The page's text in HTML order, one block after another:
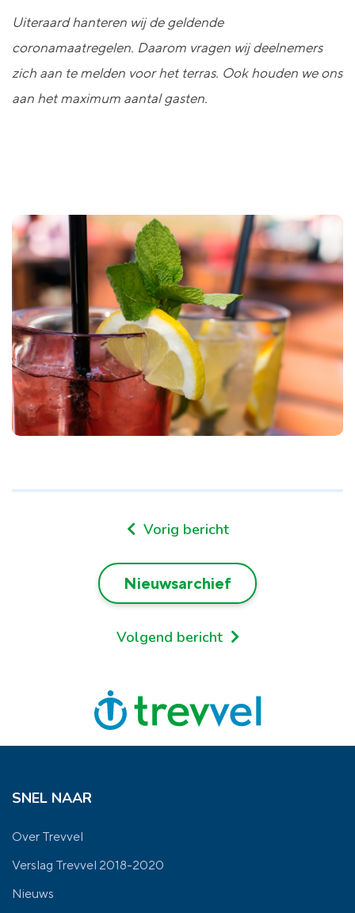
Uiteraard hanteren wij de geldende
coronamaatregelen. Daarom vragen wij deelnemers
zich aan te melden voor het terras. Ook houden we ons
aan het maximum aantal gasten.
Vorig bericht
Nieuwsarchief
Volgend bericht
SNEL NAAR
Over Trevvel
Verslag Trevvel 2018-2020
Nieuws